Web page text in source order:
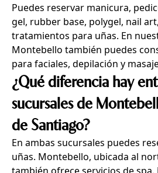
Puedes reservar manicura,
gel, rubber base, polygel, nail
tratamientos para uñas. En
Montebello también puedes
para faciales, depilación y
¿Qué diferencia hay
sucursales de
de Santiago?
En ambas sucursales puedes
uñas. Montebello, ubicada al